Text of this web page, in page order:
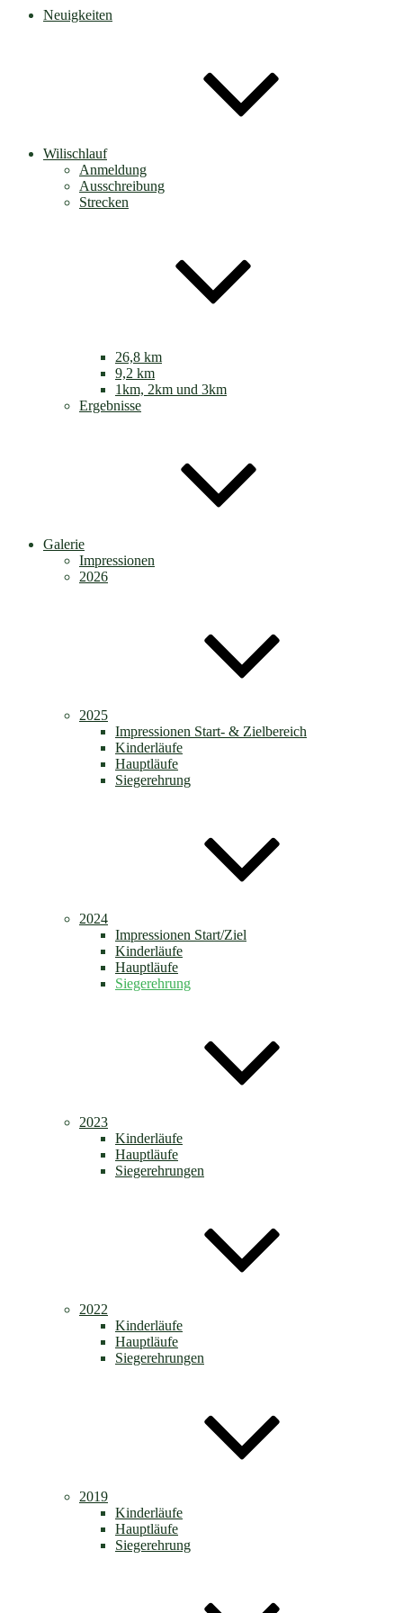
Neuigkeiten
Wilischlauf
Anmeldung
Ausschreibung
Strecken
26,8 km
9,2 km
1km, 2km und 3km
Ergebnisse
Galerie
Impressionen
2026
2025
Impressionen Start- & Zielbereich
Kinderläufe
Hauptläufe
Siegerehrung
2024
Impressionen Start/Ziel
Kinderläufe
Hauptläufe
Siegerehrung
2023
Kinderläufe
Hauptläufe
Siegerehrungen
2022
Kinderläufe
Hauptläufe
Siegerehrungen
2019
Kinderläufe
Hauptläufe
Siegerehrung